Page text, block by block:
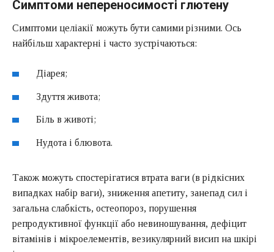
Симптоми непереносимості глютену
Симптоми целіакії можуть бути самими різними. Ось
найбільш характерні і часто зустрічаються:
Діарея;
Здуття живота;
Біль в животі;
Нудота і блювота.
Також можуть спостерігатися втрата ваги (в рідкісних
випадках набір ваги), зниження апетиту, занепад сил і
загальна слабкість, остеопороз, порушення
репродуктивної функції або невиношування, дефіцит
вітамінів і мікроелементів, везикулярний висип на шкірі